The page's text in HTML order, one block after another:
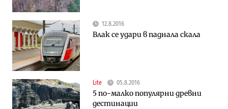
12.8.2016
Влак се удари в паднала скала
Lite 05.8.2016
5 по-малко популярни древни
дестинации